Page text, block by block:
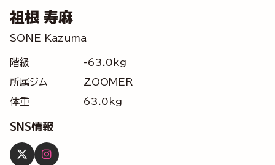
祖根 寿麻
SONE Kazuma
階級
-63.0kg
所属ジム
ZOOMER
体重
63.0kg
SNS情報